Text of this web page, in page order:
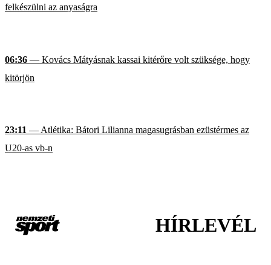
felkészülni az anyaságra
06:36 — Kovács Mátyásnak kassai kitérőre volt szüksége, hogy
kitörjön
23:11 — Atlétika: Bátori Lilianna magasugrásban ezüstérmes az
U20-as vb-n
HÍRLEVÉL